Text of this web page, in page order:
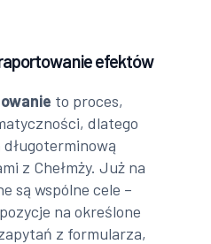
efektów
to proces,
dlatego
z Chełmży. Już na
są wspólne cele –
na określone
z formularza,